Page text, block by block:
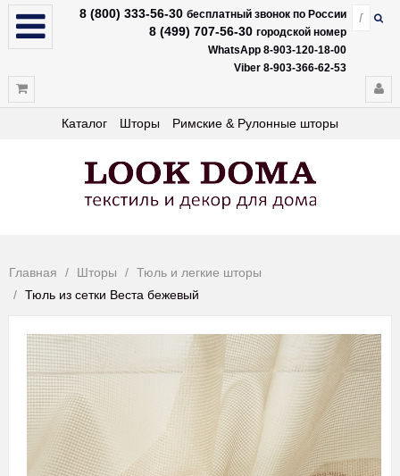
8 (800) 333-56-30 бесплатный звонок по России
8 (499) 707-56-30 городской номер
WhatsApp 8-903-120-18-00
Viber 8-903-366-62-53
Каталог Шторы Римские & Рулонные шторы
Главная Шторы
Тюль и легкие шторы
Тюль из сетки Веста бежевый